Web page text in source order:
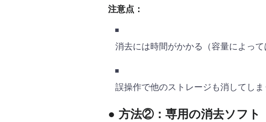
注意点：
消去には時間がかかる（容量によって
誤操作で他のストレージも消してしま
● 方法②：専用の消去ソフト